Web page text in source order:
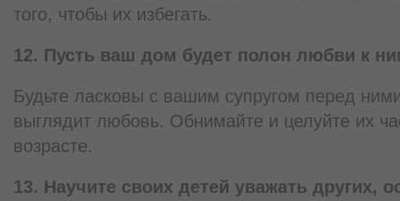
того, чтобы их избегать.
12. Пусть ваш дом будет полон любви к
Будьте ласковы с вашим супругом перед
выглядит любовь. Обнимайте и целуйте их
возрасте.
13. Научите своих детей уважать других,